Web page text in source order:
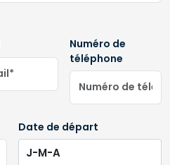
Numéro de
téléphone
Date de départ
J-M-A